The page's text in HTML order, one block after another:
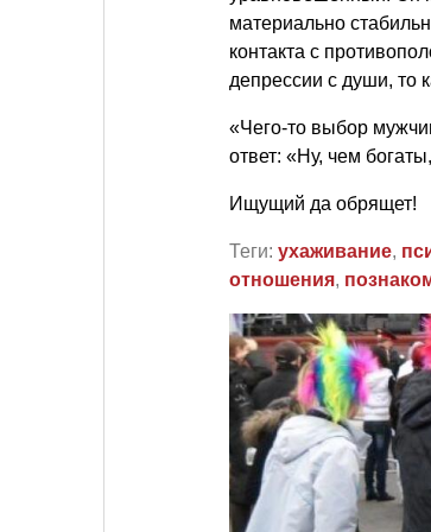
материально
контакта с
депрессии с души, то
«Чего-то выбор
ответ: «Ну, чем
Ищущий да обрящет!
Теги: ухаживание,
отношения,